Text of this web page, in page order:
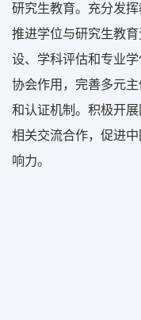
研究生教育。充分发
推进学位与研究生教
设、学科评估和专业
协会作用，完善多元
和认证机制。积极开
相关交流合作，促进
响力。
教
2023